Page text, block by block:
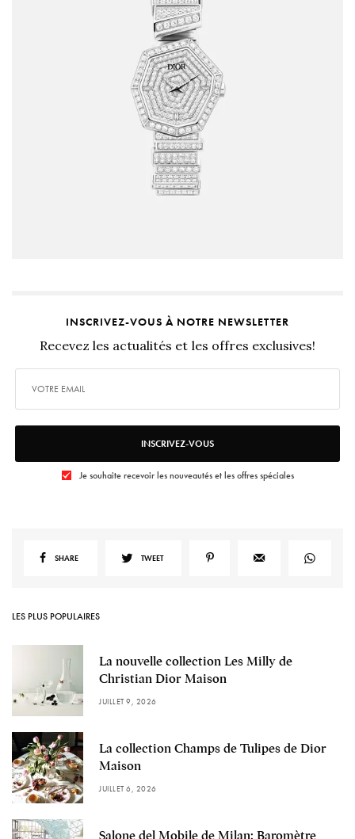
INSCRIVEZ-VOUS À NOTRE NEWSLETTER
Recevez les actualités et les offres exclusives!
INSCRIVEZ-VOUS
Je souhaite recevoir les nouveautés et les offres spéciales
SHARE TWEET
LES PLUS POPULAIRES
La nouvelle collection Les Milly de
Christian Dior Maison
JUILLET 9, 2026
La collection Champs de Tulipes de Dior
Maison
JUILLET 6, 2026